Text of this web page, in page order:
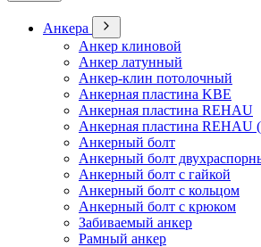
Анкера
Анкер клиновой
Анкер латунный
Анкер-клин потолочный
Анкерная пластина KBE
Анкерная пластина REHAU
Анкерная пластина REHAU
Анкерный болт
Анкерный болт
Анкерный болт с гайкой
Анкерный болт с кольцом
Анкерный болт с крюком
Забиваемый анкер
Рамный анкер